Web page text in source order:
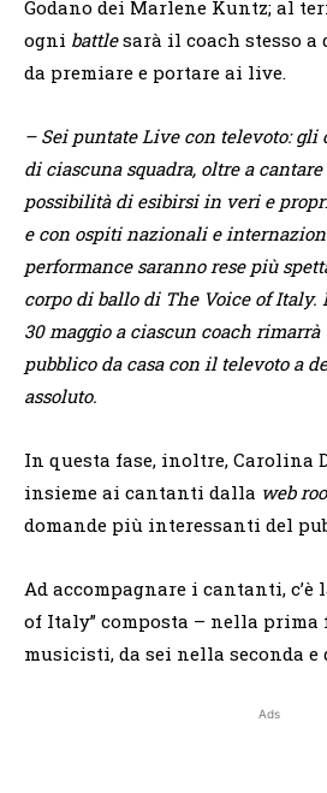
Godano dei Marlene Kuntz; al
ogni battlesarà il coach stesso a
da premiare e portare ai live.
– Sei puntateLivecon televoto: gli
di ciascuna squadra, oltre a
possibilità di esibirsi in veri e
e con ospiti nazionali e
performance saranno rese più
corpo di ballo di The Voice of Italy.
30 maggio a ciascun coach rimarrà
pubblico da casa con il televoto a
assoluto.
In questa fase, inoltre, Carolina
insieme ai cantanti dalla web
domande più interessanti del
Ad accompagnare i cantanti, c’è
of Italy” composta – nella prima
musicisti, da sei nella seconda
Ads